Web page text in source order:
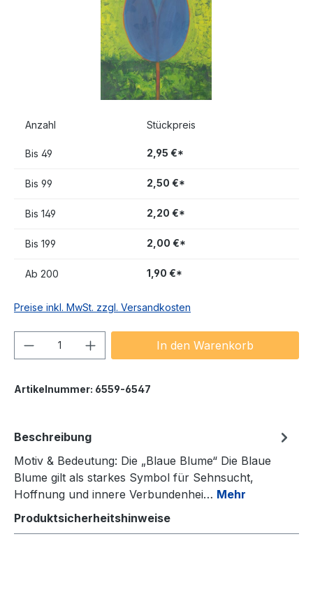
Anzahl Stückpreis
Bis 49 2,95 €*
Bis 99 2,50 €*
Bis 149 2,20 €*
Bis 199 2,00 €*
Ab 200 1,90 €*
Preise inkl. MwSt. zzgl. Versandkosten
Produkt Anzahl: Gib denIn den Warenkorb
Artikelnummer: 6559-6547
Beschreibung
Motiv & Bedeutung: Die „Blaue Blume“ Die Blaue
Blume gilt als starkes Symbol für Sehnsucht,
Hoffnung und innere Verbundenhei… Mehr
Produktsicherheitshinweise